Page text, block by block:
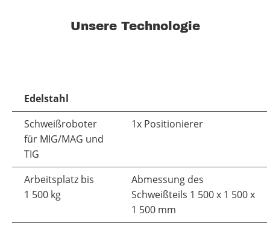
Unsere Technologie
Edelstahl
Schweißroboter
für MIG/MAG und
TIG
1x Positionierer
Arbeitsplatz bis
1 500 kg
Abmessung des
Schweißteils 1 500 x 1 500 x
1 500 mm